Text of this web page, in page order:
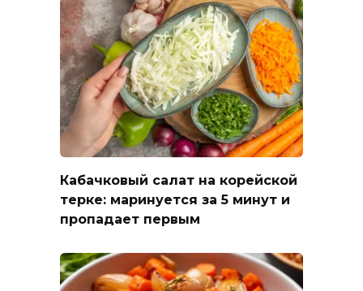
Кабачковый салат на корейской
терке: маринуется за 5 минут и
пропадает первым